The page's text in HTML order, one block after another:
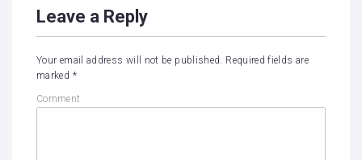
Leave a Reply
Your email address will not be published. Required fields are
marked *
Comment